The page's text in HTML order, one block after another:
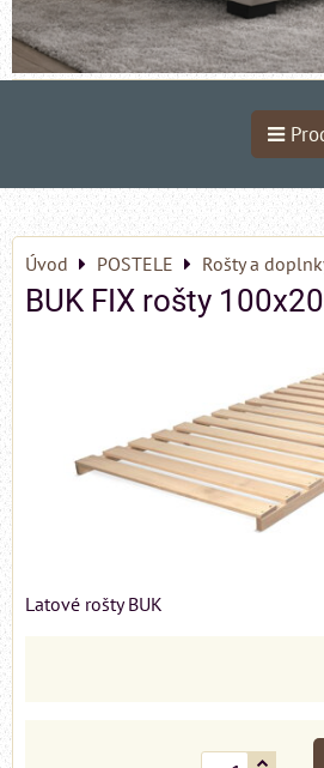
Úvod POSTELE Rošty a
BUK FIX rošty
Latové rošty BUK